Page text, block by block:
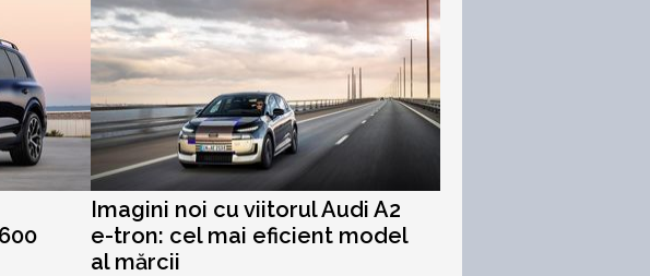
Imagini noi cu viitorul Audi A2
e-tron: cel mai eficient model
al mărcii